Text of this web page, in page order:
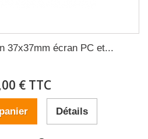
37x37mm écran PC et...
€ TTC
Détails